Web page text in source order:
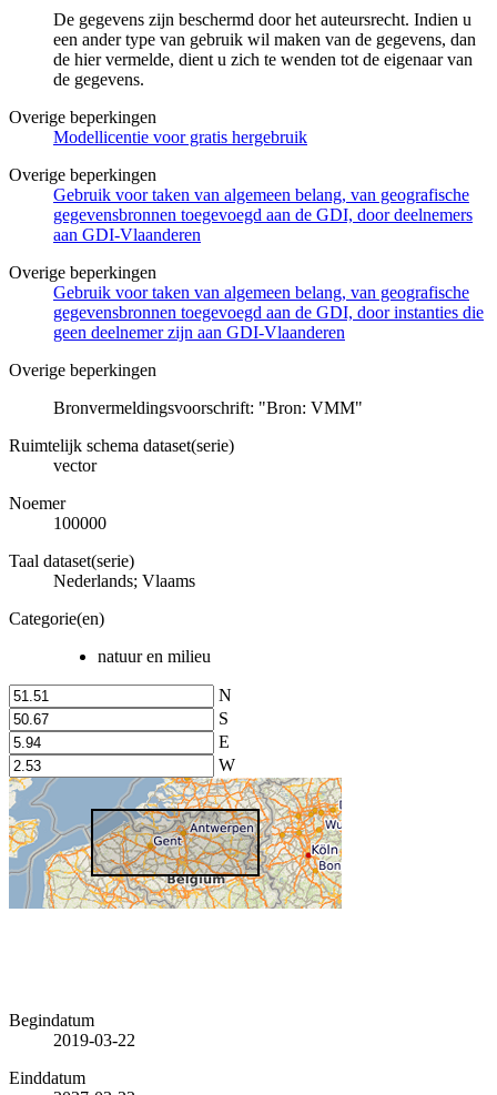
De gegevens zijn beschermd door het auteursrecht. Indien u
een ander type van gebruik wil maken van de gegevens, dan
de hier vermelde, dient u zich te wenden tot de eigenaar van
de gegevens.
Overige beperkingen
Modellicentie voor gratis hergebruik
Overige beperkingen
Gebruik voor taken van algemeen belang, van geografische
gegevensbronnen toegevoegd aan de GDI, door deelnemers
aan GDI-Vlaanderen
Overige beperkingen
Gebruik voor taken van algemeen belang, van geografische
gegevensbronnen toegevoegd aan de GDI, door instanties die
geen deelnemer zijn aan GDI-Vlaanderen
Overige beperkingen
Bronvermeldingsvoorschrift: "Bron: VMM"
Ruimtelijk schema dataset(serie)
vector
Noemer
100000
Taal dataset(serie)
Nederlands; Vlaams
Categorie(en)
natuur en milieu
N
S
E
W
Begindatum
2019-03-22
Einddatum